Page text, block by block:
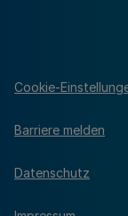
Cookie-
Barriere melden
Datenschutz